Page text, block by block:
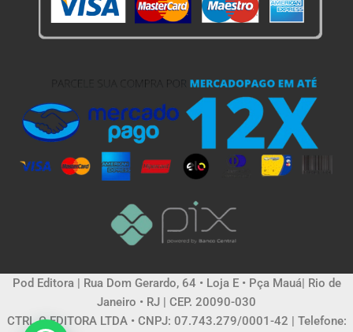
Pod Editora | Rua Dom Gerardo, 64 • Loja E • Pça Mauá| Rio de
Janeiro • RJ | CEP. 20090-030
CTRL C EDITORA LTDA • CNPJ: 07.743.279/0001-42 | Telefone: